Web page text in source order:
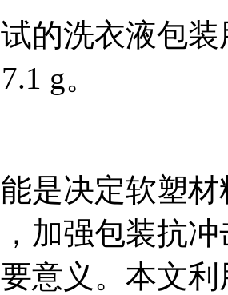
的洗衣液包
g。
是决定软塑
加强包装抗
意义。本文